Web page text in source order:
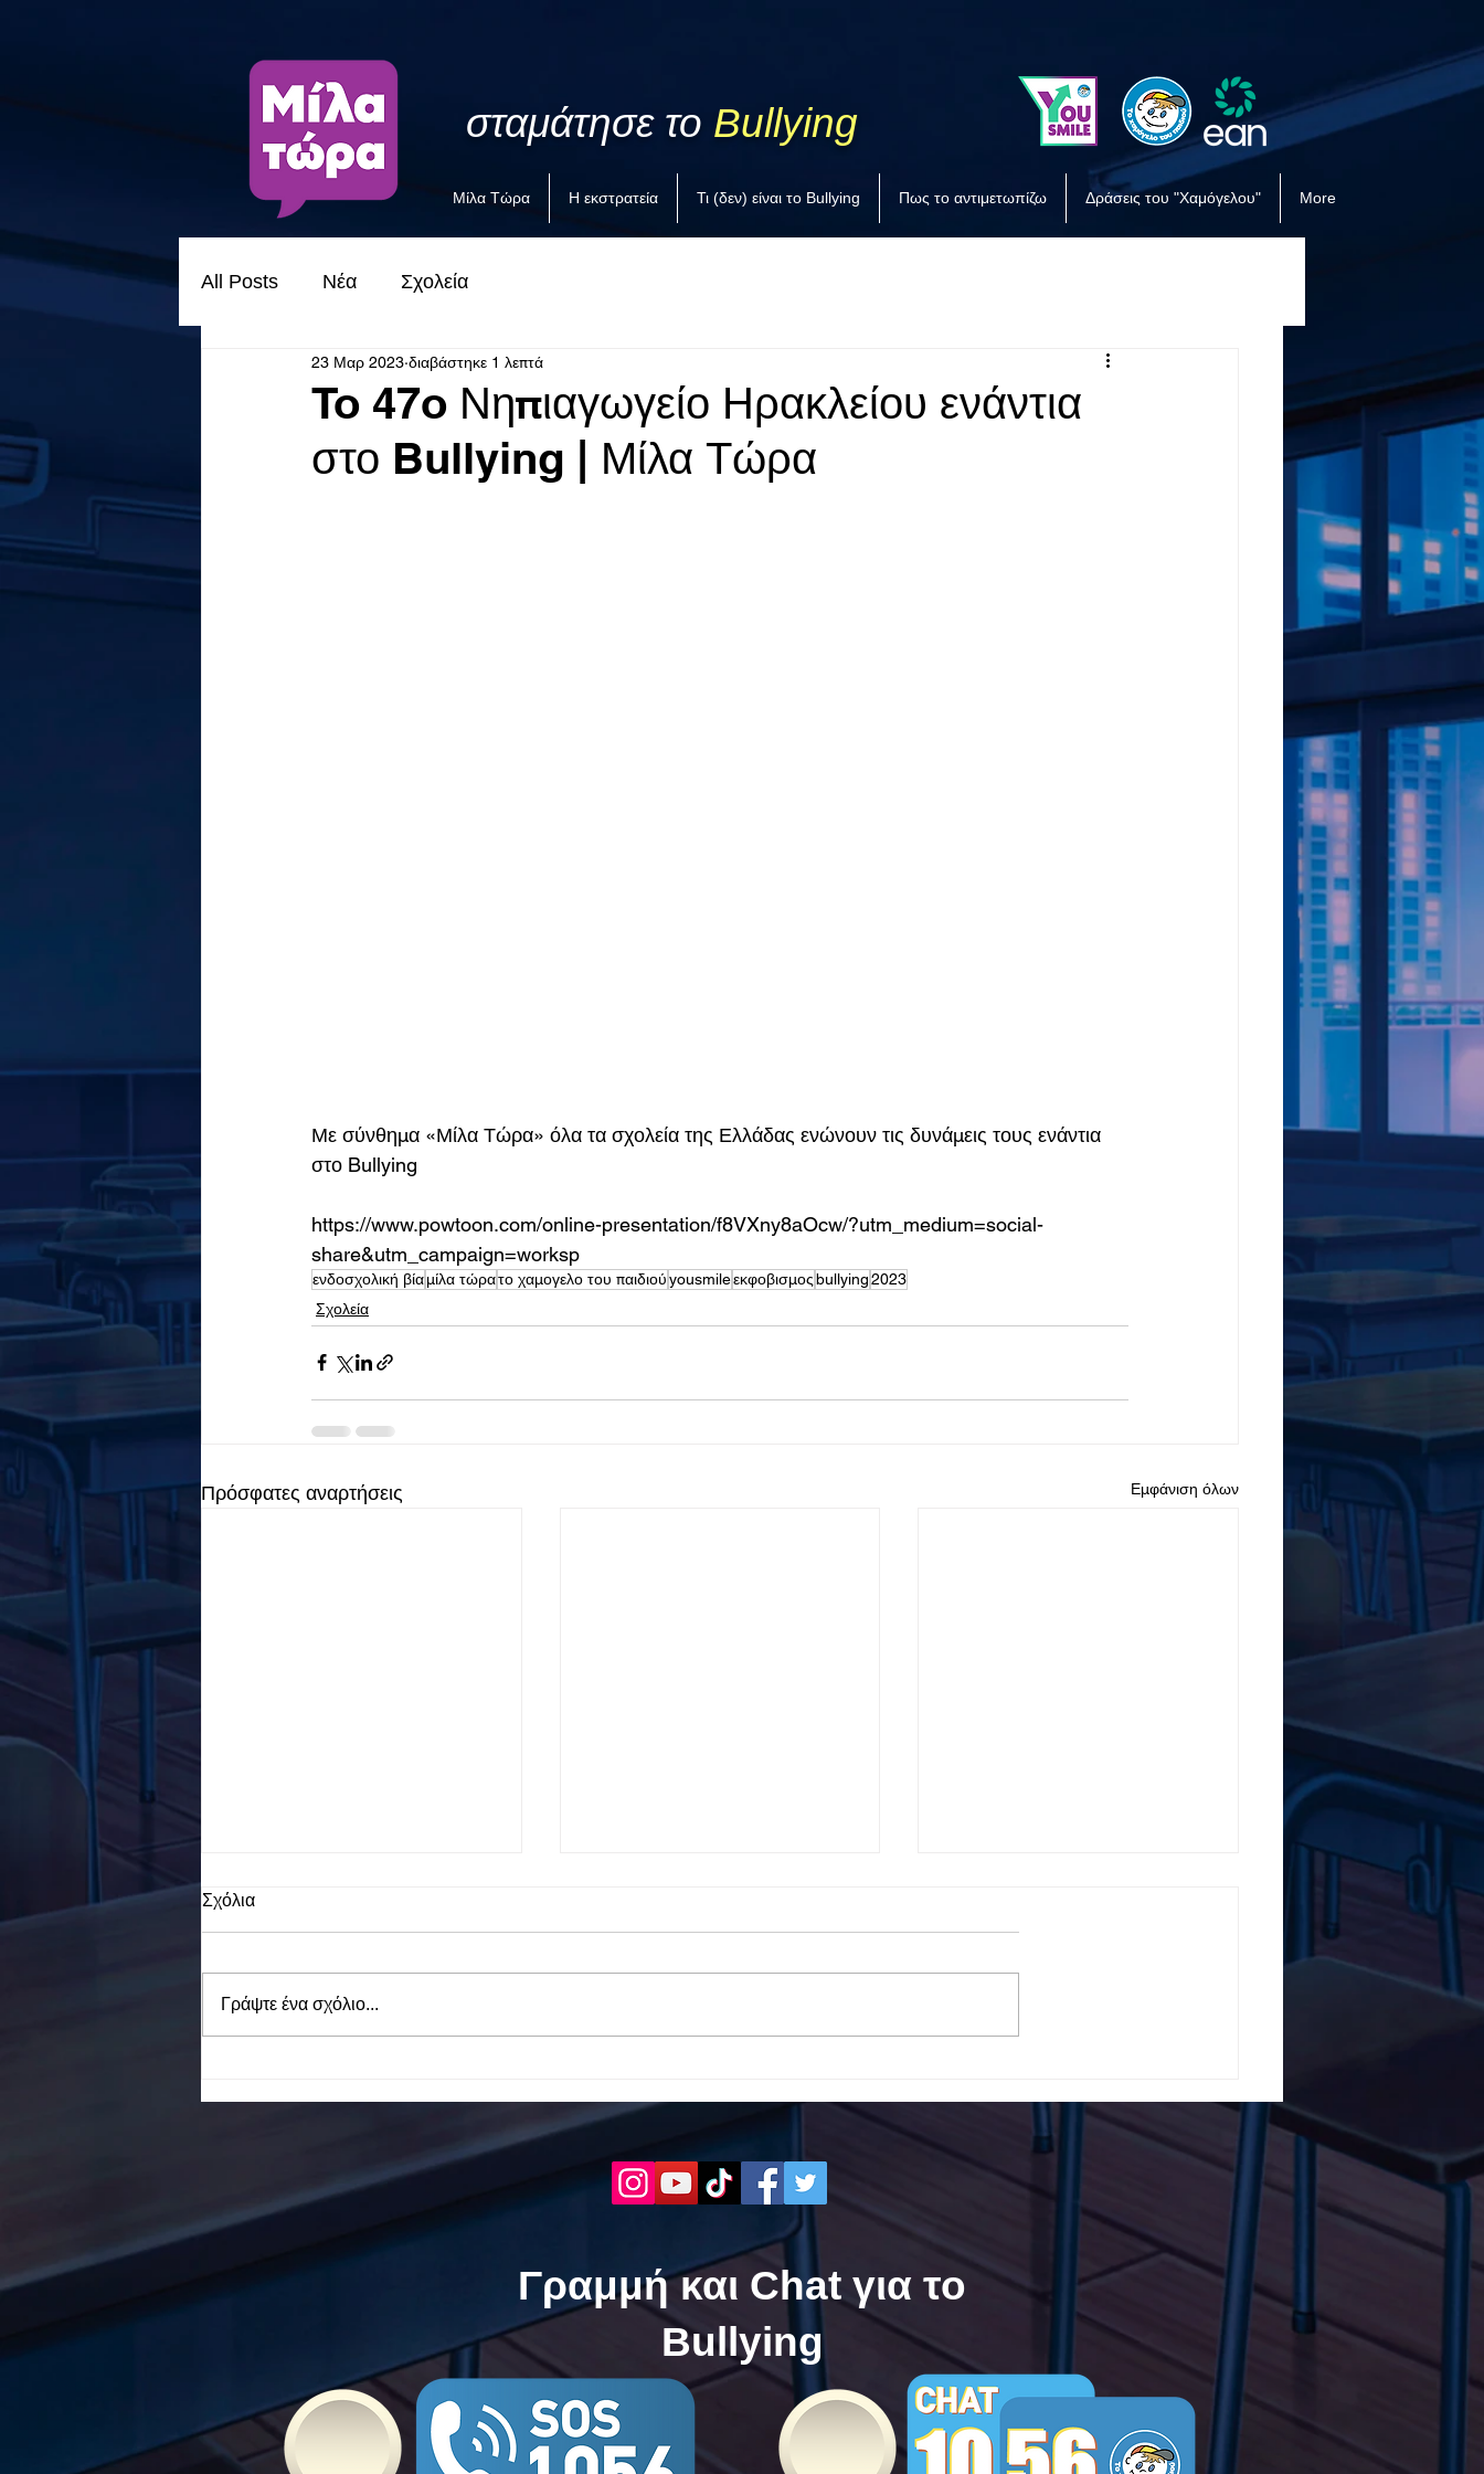
σταμάτησε το Bullying
Μίλα Τώρα Η εκστρατεία Τι (δεν) είναι το Bullying Πως το αντιμετωπίζω Δράσεις του "Χαμόγελου" More
All Posts Νέα Σχολεία
To 47o Νηπιαγωγείο Ηρακλείου ενάντια
στο Bullying | Μίλα Τώρα
23 Μαρ 2023 διαβάστηκε 1 λεπτά
Με σύνθημα «Μίλα Τώρα» όλα τα σχολεία της Ελλάδας ενώνουν τις δυνάμεις τους ενάντια
στο Bullying
https://www.powtoon.com/online-presentation/f8VXny8aOcw/?utm_medium=social-
share&utm_campaign=worksp
ενδοσχολική βίαμίλα τώρατο χαμογελο του παιδιούyousmileεκφοβισμοςbullying2023
Σχολεία
Πρόσφατες αναρτήσεις Εμφάνιση όλων
Ελλάδας ενώνουν τις
δυνάμεις τους ενάντια στο
Bullying
Τώρα. Με σύνθημα "Μίλα
Ελλάδας ενώνουν τις
δυνάμεις τους ενάντια στο
| Μίλα Τώρα. Με σύνθημα
"Μίλα Τώρα" όλα τα σχολεία
δυνάμεις τους ενάντια στο
Σχόλια
Γράψτε ένα σχόλιο...
Γραμμή και Chat για το
Bullying